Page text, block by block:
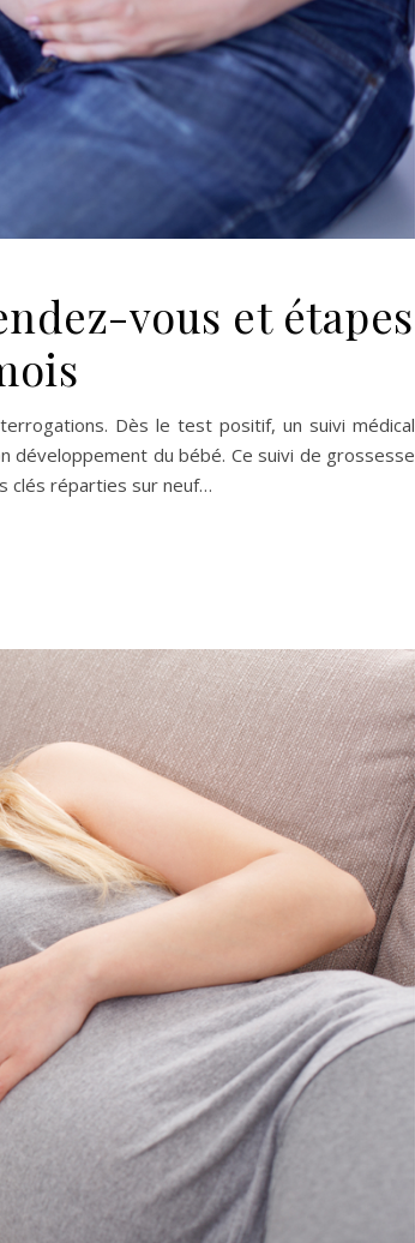
vous et étapes
Dès le test positif, un suivi médical
développement du bébé. Ce suivi de grossesse
clés réparties sur neuf…